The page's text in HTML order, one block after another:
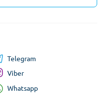
Telegram
Viber
Whatsapp